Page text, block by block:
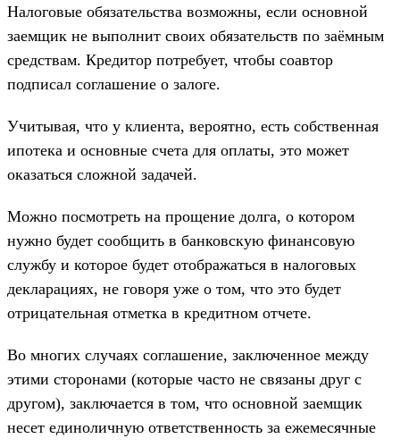
Налоговые обязательства возможны, если основной
заемщик не выполнит своих обязательств по заёмным
средствам. Кредитор потребует, чтобы соавтор
подписал соглашение о залоге.
Учитывая, что у клиента, вероятно, есть собственная
ипотека и основные счета для оплаты, это может
оказаться сложной задачей.
Можно посмотреть на прощение долга, о котором
нужно будет сообщить в банковскую финансовую
службу и которое будет отображаться в налоговых
декларациях, не говоря уже о том, что это будет
отрицательная отметка в кредитном отчете.
Во многих случаях соглашение, заключенное между
этими сторонами (которые часто не связаны друг с
другом), заключается в том, что основной заемщик
несет единоличную ответственность за ежемесячные